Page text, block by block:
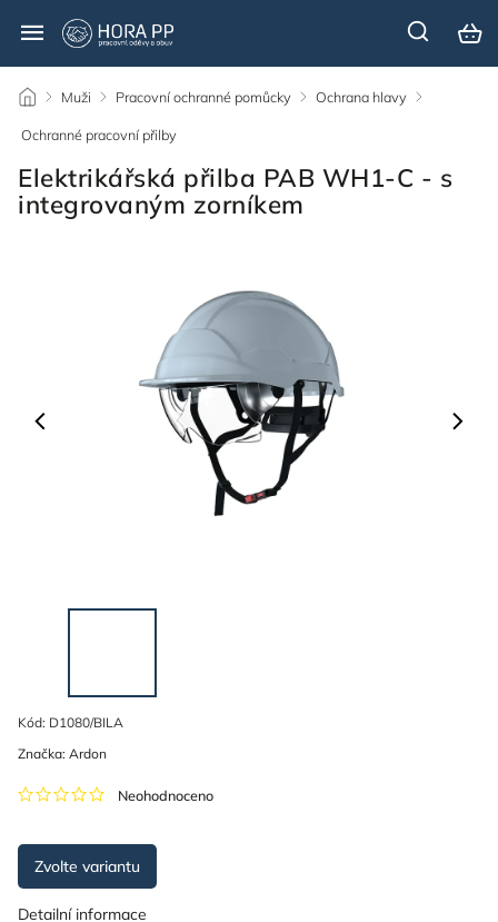
/ Muži / Pracovní ochranné pomůcky / Ochrana hlavy /
Ochranné pracovní přilby
Elektrikářská přilba PAB WH1-C - s
integrovaným zorníkem
Kód: D1080/BILA
Neohodnoceno
Značka: Ardon
Zvolte variantu
Detailní informace